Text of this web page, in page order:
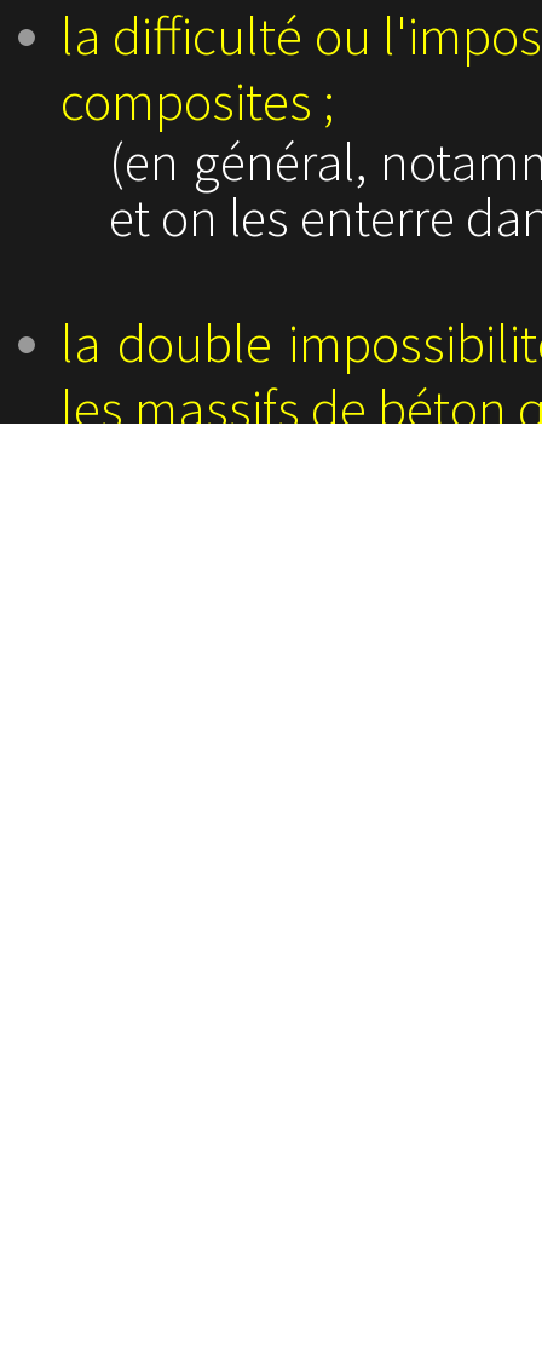
la difficulté ou
composites ;
(en général,
et on les enterre
la double
les massifs de béton